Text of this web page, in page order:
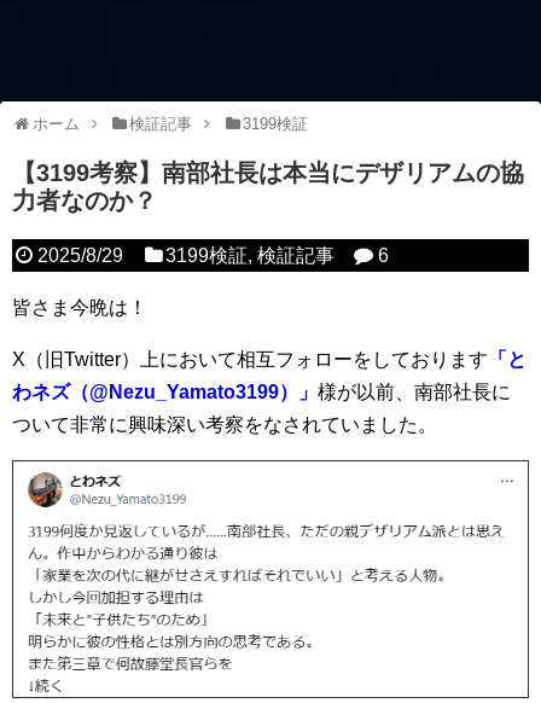
ホーム 検証記事 3199検証
【3199考察】南部社長は本当にデザリアムの協
力者なのか？
2025/8/29 3199検証,検証記事 6
皆さま今晩は！
X（旧Twitter）上において相互フォローをしております 「と
わネズ（@Nezu_Yamato3199）」 様が以前、南部社長に
ついて非常に興味深い考察をなされていました。